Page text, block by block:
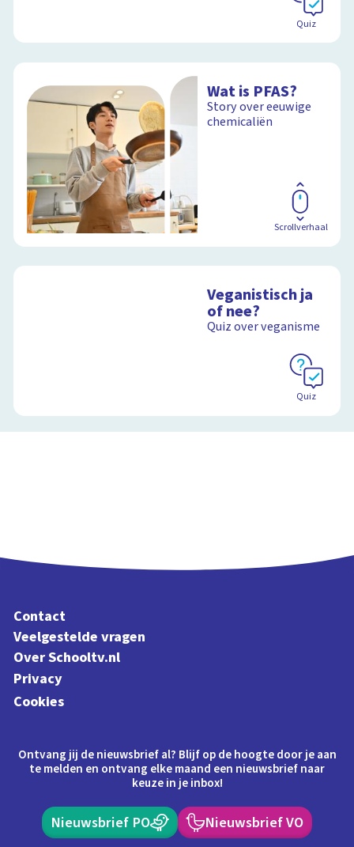
Quiz
Wat is PFAS?
Story over eeuwige
chemicaliën
Scrollverhaal
Veganistisch ja
of nee?
Quiz over veganisme
Quiz
Contact
Veelgestelde vragen
Over Schooltv.nl
Privacy
Cookies
Ontvang jij de nieuwsbrief al? Blijf op de hoogte door je aan
te melden en ontvang elke maand een nieuwsbrief naar
keuze in je inbox!
Nieuwsbrief PO Nieuwsbrief VO